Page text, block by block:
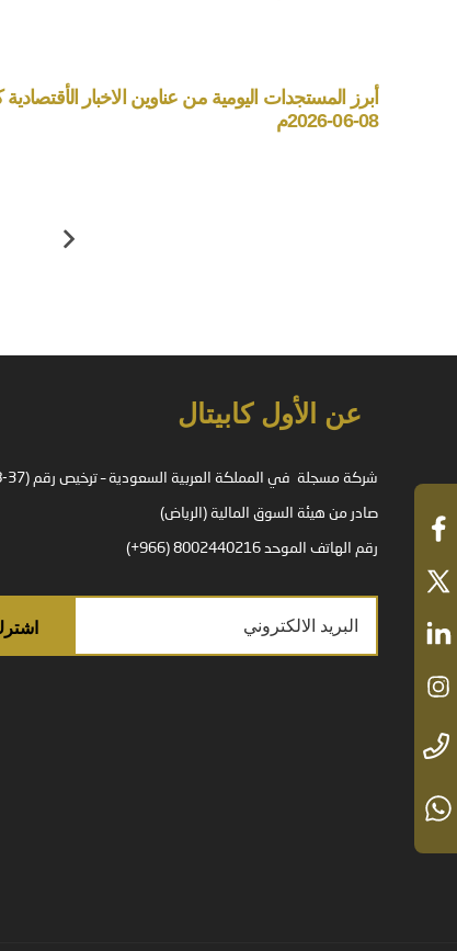
أبرز المستجدات اليومية من عناوين الاخبار
08-06-2026م
عن الأول كابيتال
صادر من هيئة السوق المالية (الرياض)
رقم الهاتف الموحد 8002440216 (966+)